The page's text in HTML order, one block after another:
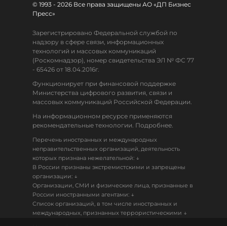
© 1993 - 2026 Все права защищены АО «ДП Бизнес
Пресс»
Зарегистрировано Федеральной службой по
надзору в сфере связи, информационных
технологий и массовых коммуникаций
(Роскомнадзор), номер свидетельства ЭЛ № ФС 77
- 65426 от 18.04.2016г.
Функционирует при финансовой поддержке
Министерства цифрового развития, связи и
массовых коммуникаций Российской Федерации.
На информационном ресурсе применяются
рекомендательные технологии. Подробнее.
Перечень иностранных и международных
неправительственных организаций, деятельность
которых признана нежелательной: ↓
В России признаны экстремистскими и запрещены
организации: ↓
Организации, СМИ и физические лица, признанные в
России иностранными агентами: ↓
Список организаций, в том числе иностранных и
международных, признанных террористическими ↓